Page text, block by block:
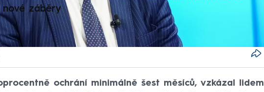
nové záběry
ochrání minimálně šest měsíců, vzkázal lidem